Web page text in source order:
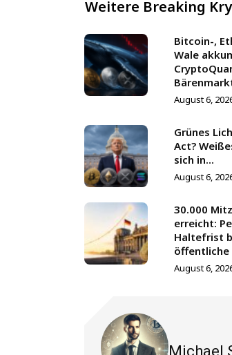
Weitere Breaking
Bitcoin-,
Wale
August 6,
Grünes
Act?
sich in...
August 6,
30.000
erreicht:
Haltefrist
öffentliche
August 6,
Michael